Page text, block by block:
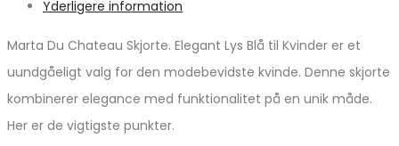
Yderligere information
Marta Du Chateau Skjorte. Elegant Lys Blå til Kvinder er et
uundgåeligt valg for den modebevidste kvinde. Denne skjorte
kombinerer elegance med funktionalitet på en unik måde.
Her er de vigtigste punkter.